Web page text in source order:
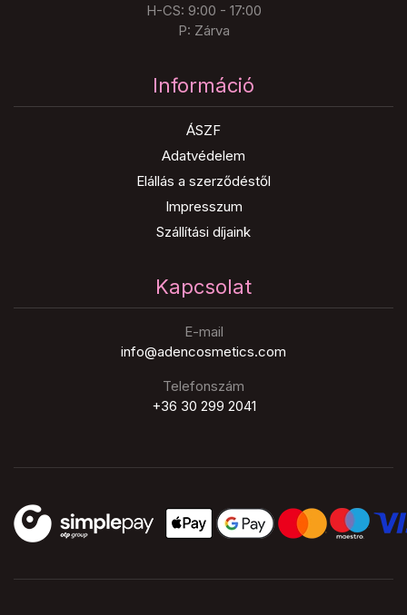
H-CS: 9:00 - 17:00
P: Zárva
Információ
ÁSZF
Adatvédelem
Elállás a szerződéstől
Impresszum
Szállítási díjaink
Kapcsolat
E-mail
info@adencosmetics.com
Telefonszám
+36 30 299 2041